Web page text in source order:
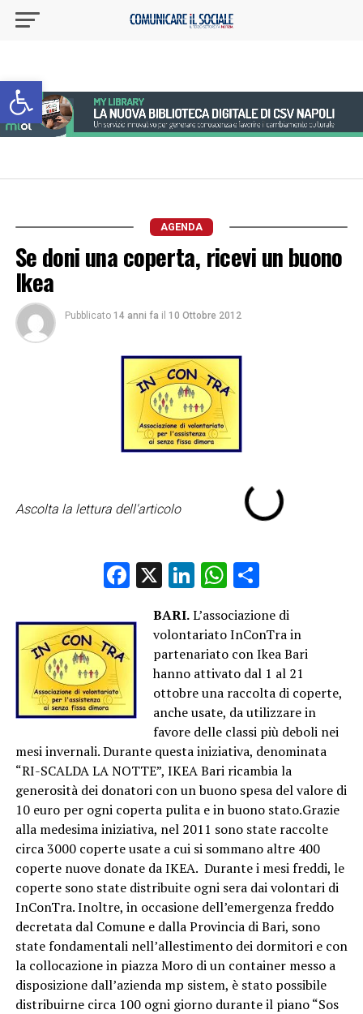
Apri la barra degli strumenti
AGENDA
Se doni una coperta, ricevi un buono
Ikea
Pubblicato 14 anni fa il 10 Ottobre 2012
Ascolta la lettura dell'articolo
Facebook
X LinkedIn
WhatsApp
Condividi
BARI.L’associazione di
volontariato InConTra in
partenariato con Ikea Bari
hanno attivato dal 1 al 21
ottobre una raccolta di coperte,
anche usate, da utilizzare in
favore delle classi più deboli nei
mesi invernali. Durante questa iniziativa, denominata
“RI-SCALDA LA NOTTE”, IKEA Bari ricambia la
generosità dei donatori con un buono spesa del valore di
10 euro per ogni coperta pulita e in buono stato.Grazie
alla medesima iniziativa, nel 2011 sono state raccolte
circa 3000 coperte usate a cui si sommano altre 400
coperte nuove donate da IKEA. Durante i mesi freddi, le
coperte sono state distribuite ogni sera dai volontari di
InConTra. Inoltre, in occasione dell’emergenza freddo
decretata dal Comune e dalla Provincia di Bari, sono
state fondamentali nell’allestimento dei dormitori e con
la collocazione in piazza Moro di un container messo a
disposizione dall’azienda mp sistem, è stato possibile
distribuirne circa 100 ogni giorno durante il piano “Sos